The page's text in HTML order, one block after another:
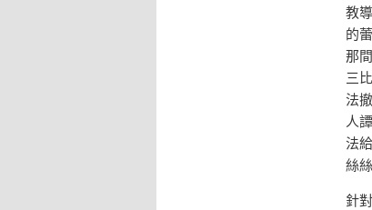
教
的
那
三
法
人
法
絲
針